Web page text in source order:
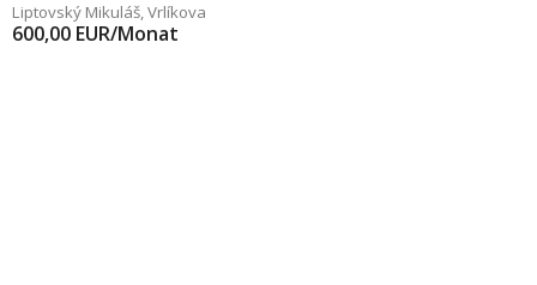
Liptovský Mikuláš,Vrlíkova
600,00 EUR/Monat